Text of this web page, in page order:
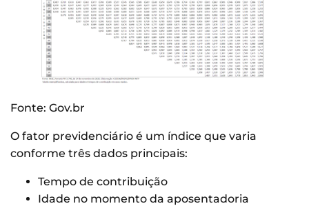
Fonte: Gov.br
O fator previdenciário é um índice que varia
conforme três dados principais:
Tempo de contribuição
Idade no momento da aposentadoria